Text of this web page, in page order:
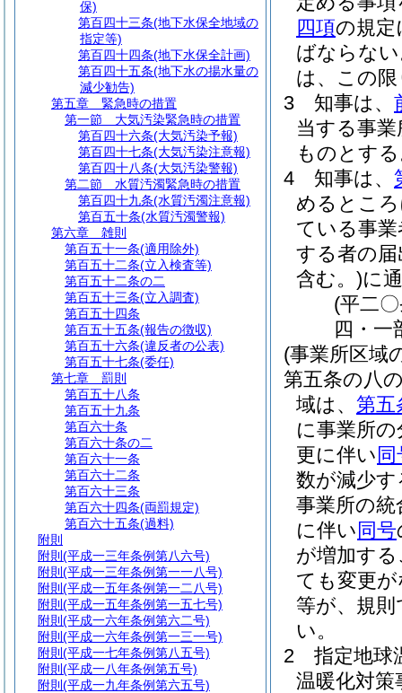
四項の規定
ばならな
は、この
3
知事は、
当する事
ものとす
4
知事は、
めるとこ
ている事業
する者の
含む。)に
(平二
四・一
(事業所区域
第五条の八
域は、 第五
に事業所の
更に伴い
数が減少
事業所の統
に伴い 同号
が増加す
ても変更
等が、規
い。
2
指定地球
温暖化対策
保)
第百四十三条(地下水保全地域の
指定等)
第百四十四条(地下水保全計画)
第百四十五条(地下水の揚水量の
減少勧告)
第五章
緊急時の措置
第一節
大気汚染緊急時の措置
第百四十六条(大気汚染予報)
第百四十七条(大気汚染注意報)
第百四十八条(大気汚染警報)
第二節
水質汚濁緊急時の措置
第百四十九条(水質汚濁注意報)
第百五十条(水質汚濁警報)
第六章
雑則
第百五十一条(適用除外)
第百五十二条(立入検査等)
第百五十二条の二
第百五十三条(立入調査)
第百五十四条
第百五十五条(報告の徴収)
第百五十六条(違反者の公表)
第百五十七条(委任)
第七章
罰則
第百五十八条
第百五十九条
第百六十条
第百六十条の二
第百六十一条
第百六十二条
第百六十三条
第百六十四条(両罰規定)
第百六十五条(過料)
附則
附則 (平成一三年条例第八六号)
附則 (平成一三年条例第一一八号)
附則 (平成一五年条例第一二八号)
附則 (平成一五年条例第一五七号)
附則 (平成一六年条例第六二号)
附則 (平成一六年条例第一三一号)
附則 (平成一七年条例第八五号)
附則 (平成一八年条例第五号)
附則 (平成一九年条例第六五号)